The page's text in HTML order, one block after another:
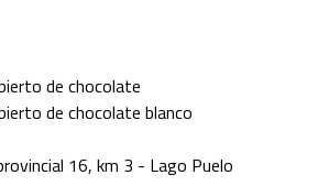
de chocolate
de chocolate blanco
16, km 3 - Lago Puelo